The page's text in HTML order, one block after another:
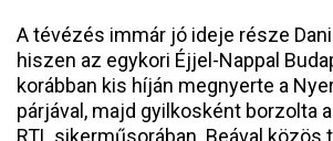
A tévézés immár jó ideje része
hiszen az egykori Éjjel-Nappal
korábban kis híján megnyerte a
párjával, majd gyilkosként borzolta
RTL sikerműsorában. Beával közös